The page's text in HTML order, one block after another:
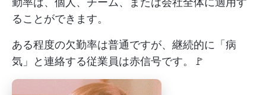
ることができます。
ある程度の欠勤率は普通ですが、継続的に「病
気」と連絡する従業員は赤信号です。🚩